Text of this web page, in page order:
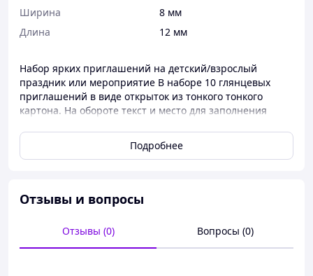
Ширина
8 мм
Длина
12 мм
Набор ярких приглашений на детский/взрослый
праздник или мероприятие В наборе 10 глянцевых
приглашений в виде открыток из тонкого тонкого
картона. На обороте текст и место для заполнения
см . Печать качественная и цветная!
Такая пригласительная открытка поможет
проведения, что очень удобно для всех участников.
Подробнее
Отзывы и вопросы
Отзывы (0) Вопросы (0)